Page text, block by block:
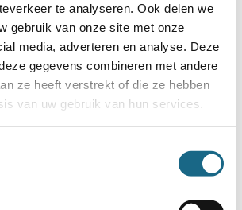
te analyseren. Ook delen we
gebruik van onze site met onze
media, adverteren en analyse. Deze
gegevens combineren met andere
ze heeft verstrekt of die ze hebben
van uw gebruik van hun services.
mede mogelijk gemaakt